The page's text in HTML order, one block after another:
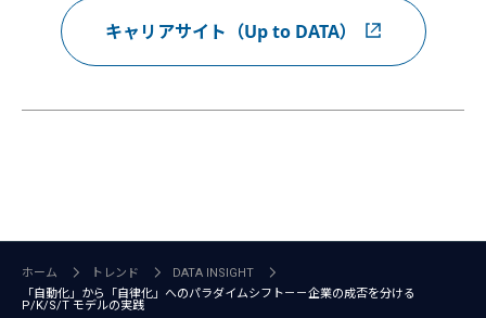
キャリアサイト（Up to DATA）
ホーム トレンド
DATA INSIGHT
「自動化」から「自律化」へのパラダイムシフト－－企業の成否を分ける
P/K/S/T モデルの実践